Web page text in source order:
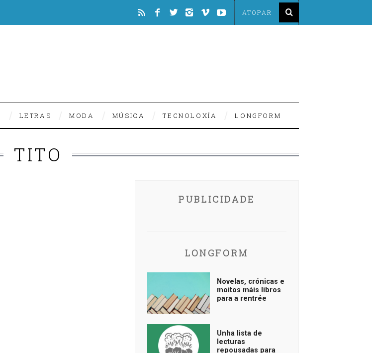
LETRAS MODA MÚSICA TECNOLOXÍA LONGFORM
TITO
PUBLICIDADE
LONGFORM
Novelas, crónicas e
moitos máis libros
para a rentrée
Unha lista de
lecturas
repousadas para